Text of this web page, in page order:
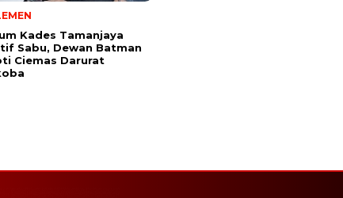
Kades Tamanjaya
Sabu, Dewan Batman
Ciemas Darurat